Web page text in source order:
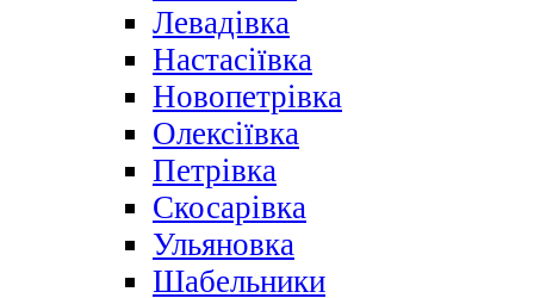
Левадівка
Настасіївка
Новопетрівка
Олексіївка
Петрівка
Скосарівка
Ульяновка
Шабельники